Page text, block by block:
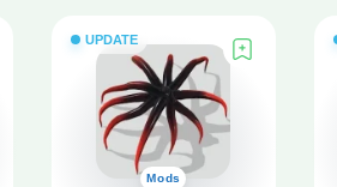
UPDATE
Mods